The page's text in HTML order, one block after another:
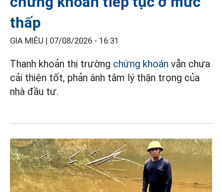
thấp
GIA MIÊU | 07/08/2026 - 16:31
Thanh khoản thị trường chứng khoán vẫn chưa
cải thiện tốt, phản ánh tâm lý thận trọng của
nhà đầu tư.